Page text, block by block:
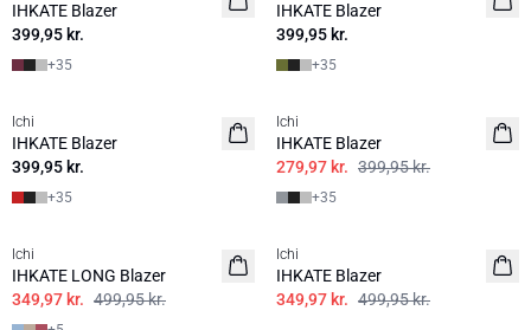
IHKATE Blazer
399,95 kr.
+35
IHKATE Blazer
399,95 kr.
+35
Ichi
IHKATE Blazer
399,95 kr.
+35
Ichi
IHKATE Blazer
279,97 kr. 399,95 kr.
+35
Ichi
IHKATE LONG Blazer
349,97 kr. 499,95 kr.
Ichi
IHKATE Blazer
349,97 kr. 499,95 kr.